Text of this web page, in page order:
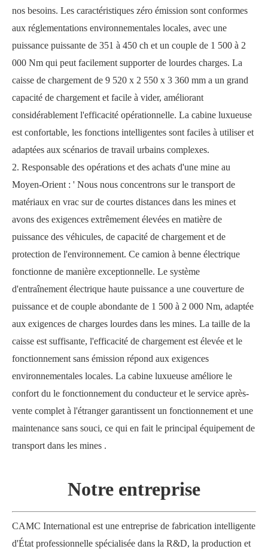
nos besoins. Les caractéristiques zéro émission sont conformes
aux réglementations environnementales locales, avec une
puissance puissante de 351 à 450 ch et un couple de 1 500 à 2
000 Nm qui peut facilement supporter de lourdes charges. La
caisse de chargement de 9 520 x 2 550 x 3 360 mm a un grand
capacité de chargement et facile à vider, améliorant
considérablement l'efficacité opérationnelle. La cabine luxueuse
est confortable, les fonctions intelligentes sont faciles à utiliser et
adaptées aux scénarios de travail urbains complexes.
2. Responsable des opérations et des achats d'une mine au
Moyen-Orient : ' Nous nous concentrons sur le transport de
matériaux en vrac sur de courtes distances dans les mines et
avons des exigences extrêmement élevées en matière de
puissance des véhicules, de capacité de chargement et de
protection de l'environnement. Ce camion à benne électrique
fonctionne de manière exceptionnelle. Le système
d'entraînement électrique haute puissance a une couverture de
puissance et de couple abondante de 1 500 à 2 000 Nm, adaptée
aux exigences de charges lourdes dans les mines. La taille de la
caisse est suffisante, l'efficacité de chargement est élevée et le
fonctionnement sans émission répond aux exigences
environnementales locales. La cabine luxueuse améliore le
confort du le fonctionnement du conducteur et le service après-
vente complet à l'étranger garantissent un fonctionnement et une
maintenance sans souci, ce qui en fait le principal équipement de
transport dans les mines .
Notre entreprise
CAMC International est une entreprise de fabrication intelligente
d'État professionnelle spécialisée dans la R&D, la production et